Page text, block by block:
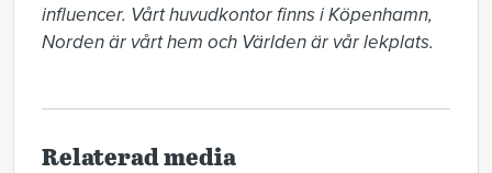
influencer. Vårt huvudkontor finns i Köpenhamn,
Norden är vårt hem och Världen är vår lekplats.
Relaterad media